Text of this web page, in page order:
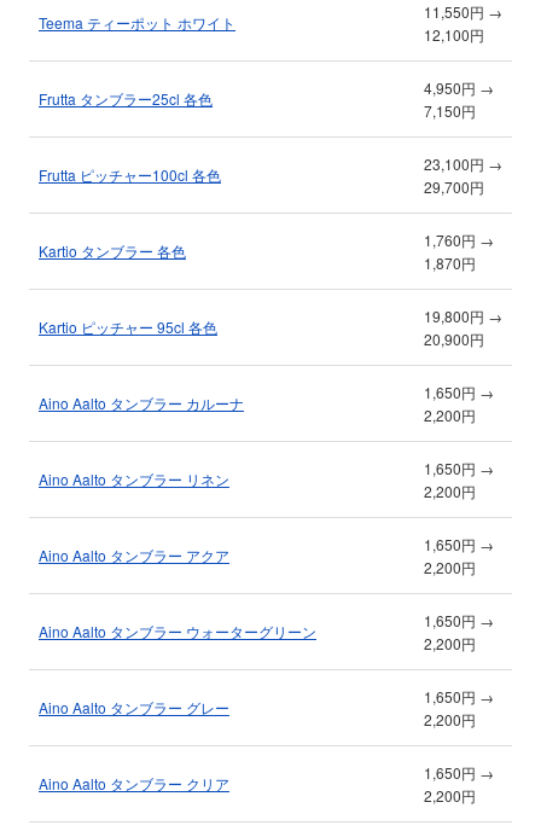
Teema ティーポット ホワイト
11,550円 →
12,100円
Frutta タンブラー25cl 各色
4,950円 →
7,150円
Frutta ピッチャー100cl 各色
23,100円 →
29,700円
Kartio タンブラー 各色
1,760円 →
1,870円
Kartio ピッチャー 95cl 各色
19,800円 →
20,900円
Aino Aalto タンブラー カルーナ
1,650円 →
2,200円
Aino Aalto タンブラー リネン
1,650円 →
2,200円
Aino Aalto タンブラー アクア
1,650円 →
2,200円
Aino Aalto タンブラー ウォーターグリーン
1,650円 →
2,200円
Aino Aalto タンブラー グレー
1,650円 →
2,200円
Aino Aalto タンブラー クリア
1,650円 →
2,200円